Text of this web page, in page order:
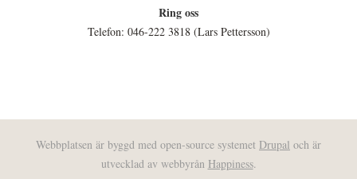
Ring oss
Telefon: 046-222 3818 (Lars Pettersson)
Webbplatsen är byggd med open-source systemet Drupal och är
utvecklad av webbyrån Happiness.